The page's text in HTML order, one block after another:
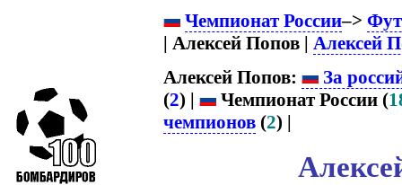
Чемпионат России–>
| Алексей Попов | Алексей
Алексей Попов:
За
(2) | Чемпионат России (
чемпионов (2) |